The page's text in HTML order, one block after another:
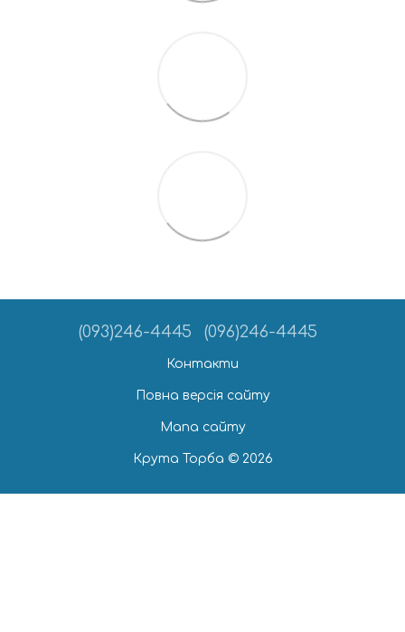
(093)246-4445 (096)246-4445
Контакти
Повна версія сайту
Мапа сайту
Крута Торба © 2026